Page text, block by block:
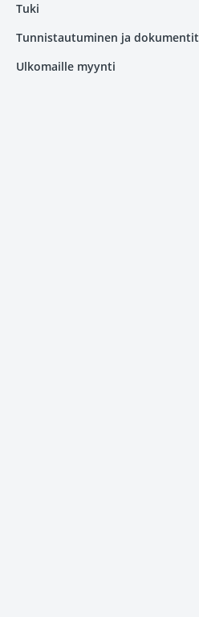
Tuki
Tunnistautuminen ja dokumentit
Ulkomaille myynti